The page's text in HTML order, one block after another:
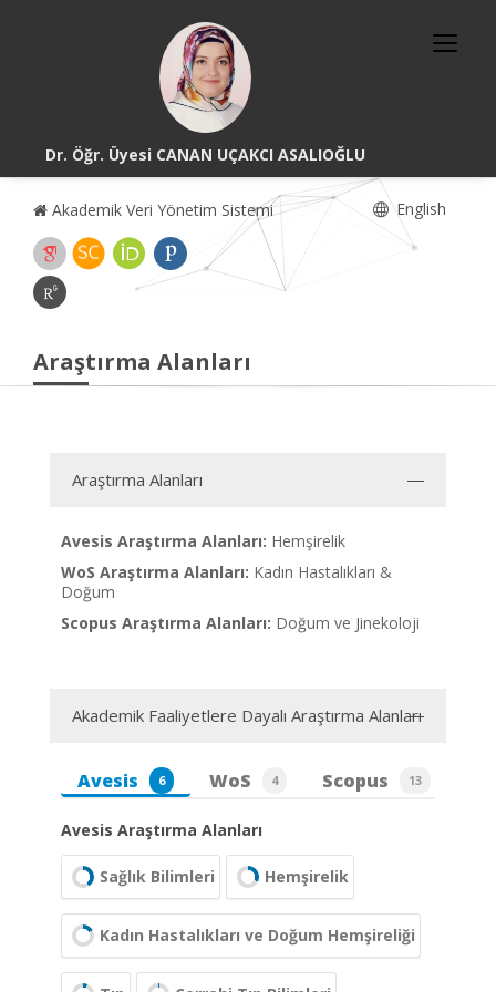
Dr. Öğr. Üyesi CANAN UÇAKCI ASALIOĞLU
Akademik Veri Yönetim Sistemi English
Araştırma Alanları
Araştırma Alanları
Avesis Araştırma Alanları: Hemşirelik
WoS Araştırma Alanları: Kadın Hastalıkları &
Doğum
Scopus Araştırma Alanları: Doğum ve Jinekoloji
Akademik Faaliyetlere Dayalı Araştırma Alanları
Avesis 6 WoS 4 Scopus 13
Avesis Araştırma Alanları
Sağlık Bilimleri Hemşirelik
Kadın Hastalıkları ve Doğum Hemşireliği